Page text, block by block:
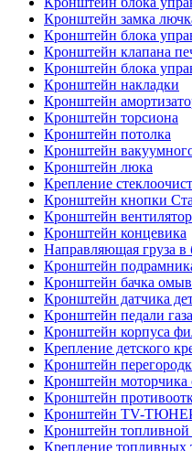
Кронштейн замка
Кронштейн блока
Кронштейн клапана
Кронштейн блока
Кронштейн накладки
Кронштейн
Кронштейн торсиона
Кронштейн потолка
Кронштейн
Кронштейн люка
Крепление
Кронштейн кнопки
Кронштейн
Кронштейн концевика
Направляющая груза в
Кронштейн
Кронштейн бачка
Кронштейн датчика
Кронштейн педали газа
Кронштейн корпуса
Крепление детского
Кронштейн
Кронштейн моторчика
Кронштейн
Кронштейн TV-
Кронштейн топливной
Крепление топливных